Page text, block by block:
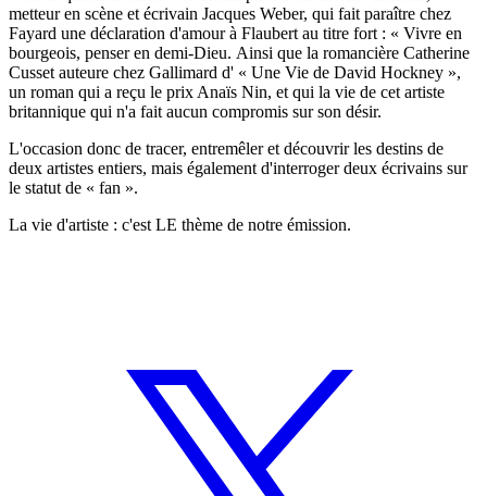
metteur en scène et écrivain Jacques Weber, qui fait paraître chez
Fayard une déclaration d'amour à Flaubert au titre fort : « Vivre en
bourgeois, penser en demi-Dieu. Ainsi que la romancière Catherine
Cusset auteure chez Gallimard d' « Une Vie de David Hockney »,
un roman qui a reçu le prix Anaïs Nin, et qui la vie de cet artiste
britannique qui n'a fait aucun compromis sur son désir.
L'occasion donc de tracer, entremêler et découvrir les destins de
deux artistes entiers, mais également d'interroger deux écrivains sur
le statut de « fan ».
La vie d'artiste : c'est LE thème de notre émission.